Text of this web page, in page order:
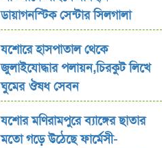
ডায়াগনস্টিক সেন্টার সিলগালা
যশোরে হাসপাতাল থেকে
জুলাইযোদ্ধার পলায়ন,চিরকুট লিখে
ঘুমের ঔষধ সেবন
যশোর ‎মণিরামপুরে ব্যাঙ্গের ছাতার
মতো গড়ে উঠেছে ফার্মেসী-